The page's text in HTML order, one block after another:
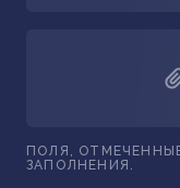
ПОЛЯ,
ЗАПОЛНЕНИЯ.